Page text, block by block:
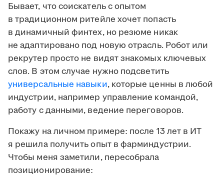
Бывает, что соискатель с опытом
в традиционном ритейле хочет попасть
в динамичный финтех, но резюме никак
не адаптировано под новую отрасль. Робот или
рекрутер просто не видят знакомых ключевых
слов. В этом случае нужно подсветить
универсальные навыки, которые ценны в любой
индустрии, например управление командой,
работу с данными, ведение переговоров.
Покажу на личном примере: после 13 лет в ИТ
я решила получить опыт в фарминдустрии.
Чтобы меня заметили, пересобрала
позиционирование: